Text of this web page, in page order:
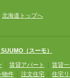
北海道トップへ
（スーモ）
賃貸アパート 賃貸
物件 注文住宅 住宅